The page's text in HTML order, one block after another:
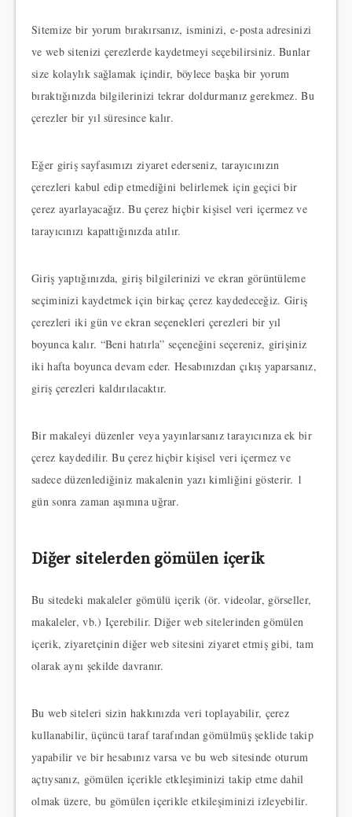
Sitemize bir yorum bırakırsanız, isminizi, e-posta adresinizi
ve web sitenizi çerezlerde kaydetmeyi seçebilirsiniz. Bunlar
size kolaylık sağlamak içindir, böylece başka bir yorum
bıraktığınızda bilgilerinizi tekrar doldurmanız gerekmez. Bu
çerezler bir yıl süresince kalır.
Eğer giriş sayfasımızı ziyaret ederseniz, tarayıcınızın
çerezleri kabul edip etmediğini belirlemek için geçici bir
çerez ayarlayacağız. Bu çerez hiçbir kişisel veri içermez ve
tarayıcınızı kapattığınızda atılır.
Giriş yaptığınızda, giriş bilgilerinizi ve ekran görüntüleme
seçiminizi kaydetmek için birkaç çerez kaydedeceğiz. Giriş
çerezleri iki gün ve ekran seçenekleri çerezleri bir yıl
boyunca kalır. “Beni hatırla” seçeneğini seçereniz, girişiniz
iki hafta boyunca devam eder. Hesabınızdan çıkış yaparsanız,
giriş çerezleri kaldırılacaktır.
Bir makaleyi düzenler veya yayınlarsanız tarayıcınıza ek bir
çerez kaydedilir. Bu çerez hiçbir kişisel veri içermez ve
sadece düzenlediğiniz makalenin yazı kimliğini gösterir. 1
gün sonra zaman aşımına uğrar.
Diğer sitelerden gömülen içerik
Bu sitedeki makaleler gömülü içerik (ör. videolar, görseller,
makaleler, vb.) Içerebilir. Diğer web sitelerinden gömülen
içerik, ziyaretçinin diğer web sitesini ziyaret etmiş gibi, tam
olarak aynı şekilde davranır.
Bu web siteleri sizin hakkınızda veri toplayabilir, çerez
kullanabilir, üçüncü taraf tarafından gömülmüş şeklide takip
yapabilir ve bir hesabınız varsa ve bu web sitesinde oturum
açtıysanız, gömülen içerikle etkleşiminizi takip etme dahil
olmak üzere, bu gömülen içerikle etkileşiminizi izleyebilir.